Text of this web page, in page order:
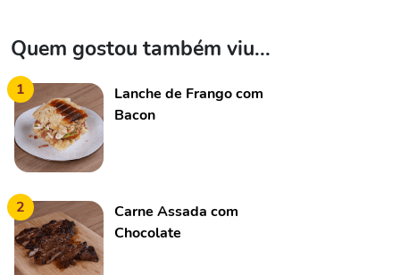
Quem gostou também viu...
1
Lanche de Frango com
Bacon
2
Carne Assada com
Chocolate